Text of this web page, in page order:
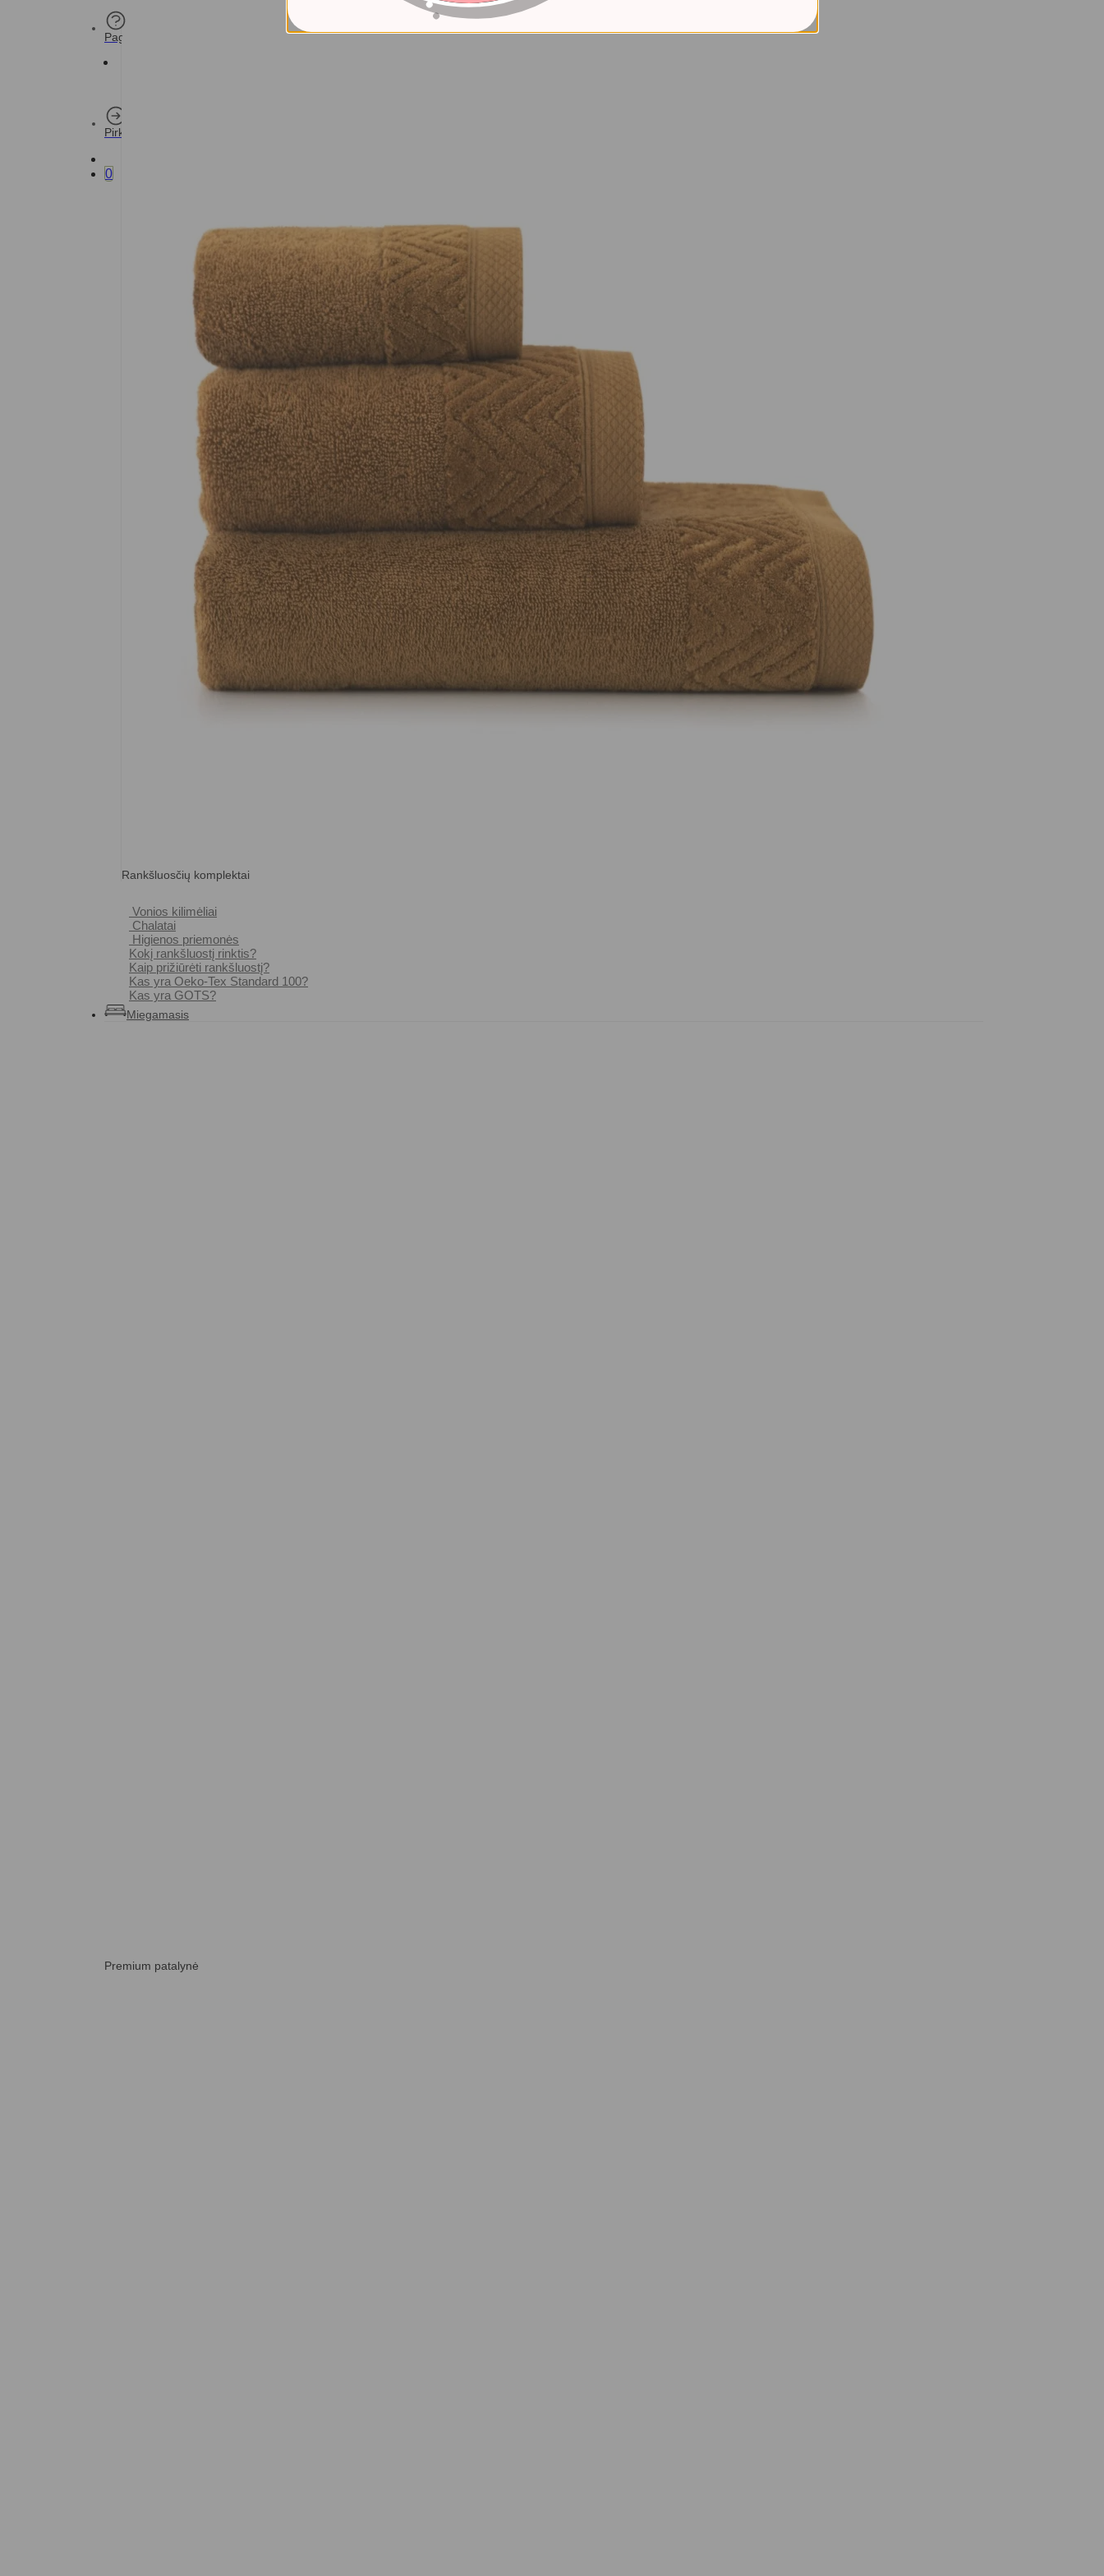
Pagalba
Pirkti
0
Rankšluosčių komplektai
Vonios kilimėliai
Chalatai
Higienos priemonės
Kokį rankšluostį rinktis?
Kaip prižiūrėti rankšluostį?
Kas yra Oeko-Tex Standard 100?
Kas yra GOTS?
Miegamasis
Premium patalynė